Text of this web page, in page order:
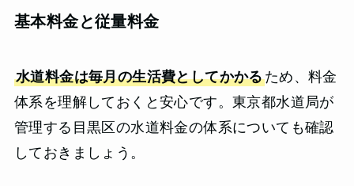
基本料金と従量料金
水道料金は毎月の生活費としてかかるため、料金
体系を理解しておくと安心です。東京都水道局が
管理する目黒区の水道料金の体系についても確認
しておきましょう。